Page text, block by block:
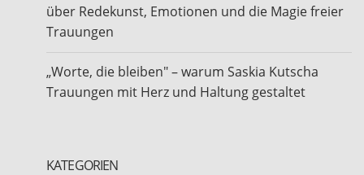
über Redekunst, Emotionen und die Magie freier
Trauungen
„Worte, die bleiben" – warum Saskia Kutscha
Trauungen mit Herz und Haltung gestaltet
KATEGORIEN